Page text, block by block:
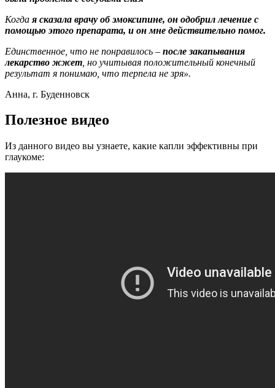
Когда я сказала врачу об эмоксипине, он одобрил лечение с
помощью этого препарата, и он мне действительно помог.
Единственное, что не понравилось – после закапывания
лекарство жжет , но учитывая положительный конечный
результат я понимаю, что терпела не зря».
Анна, г. Буденновск
Полезное видео
Из данного видео вы узнаете, какие капли эффективны при
глаукоме: